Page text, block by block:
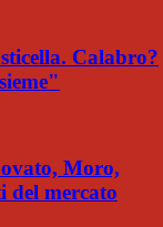
Calabro?
Moro,
del mercato